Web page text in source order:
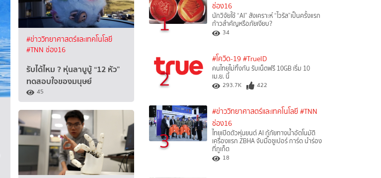
#ข่าววิทยาศาสตร์และเทคโนโลยี
#TNN ช่อง16
รับได้ไหม ? หุ่นลาบูบู้ “12 หัว”
ทดสอบใจของมนุษย์
45
1
ช่อง16
นักวิจัยใช้ “AI” สังเคราะห์ “ไวรัส”เป็นครั้งแรก
ก้าวสำคัญหรือภัยเงียบ?
34
2
#โควิด-19 #TrueID
คนไทยไม่ทิ้งกัน รับเน็ตฟรี 10GB เริ่ม 10
เม.ย. นี้
293.7K 422
3
#ข่าววิทยาศาสตร์และเทคโนโลยี #TNN
ช่อง16
ไทยเปิดตัวหุ่นยนต์ AI กู้ภัยทางน้ำอัตโนมัติ
เครื่องแรก ZBHA จับมือซูเปอร์ การ์ด นำร่อง
ที่ภูเก็ต
18